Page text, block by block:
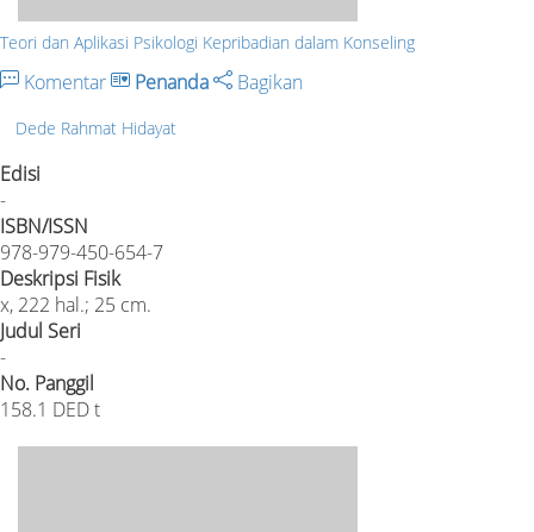
Teori dan Aplikasi Psikologi Kepribadian dalam Konseling
Komentar Penanda Bagikan
Dede Rahmat Hidayat
Edisi
-
ISBN/ISSN
978-979-450-654-7
Deskripsi Fisik
x, 222 hal.; 25 cm.
Judul Seri
-
No. Panggil
158.1 DED t